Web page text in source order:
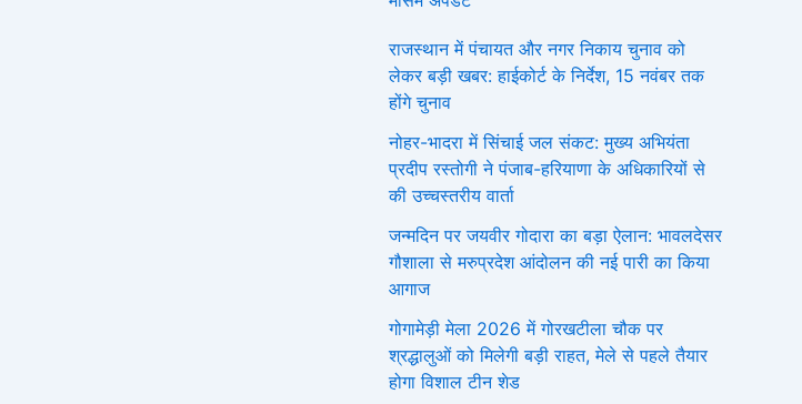
राजस्थान में पंचायत और नगर निकाय चुनाव को
लेकर बड़ी खबर: हाईकोर्ट के निर्देश, 15 नवंबर तक
होंगे चुनाव
नोहर-भादरा में सिंचाई जल संकट: मुख्य अभियंता
प्रदीप रस्तोगी ने पंजाब-हरियाणा के अधिकारियों से
की उच्चस्तरीय वार्ता
जन्मदिन पर जयवीर गोदारा का बड़ा ऐलान: भावलदेसर
गौशाला से मरुप्रदेश आंदोलन की नई पारी का किया
आगाज
गोगामेड़ी मेला 2026 में गोरखटीला चौक पर
श्रद्धालुओं को मिलेगी बड़ी राहत, मेले से पहले तैयार
होगा विशाल टीन शेड